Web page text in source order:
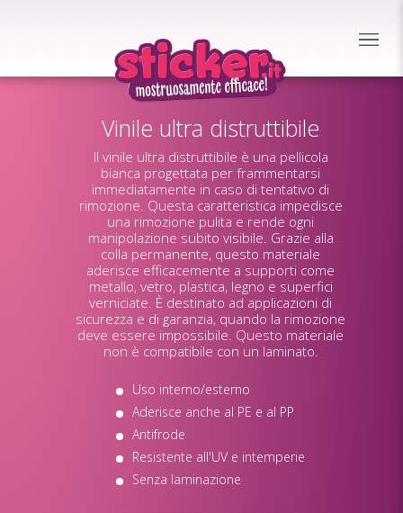
Vinile ultra distruttibile
Il vinile ultra distruttibile è una pellicola
bianca progettata per frammentarsi
immediatamente in caso di tentativo di
rimozione. Questa caratteristica impedisce
una rimozione pulita e rende ogni
manipolazione subito visibile. Grazie alla
colla permanente, questo materiale
aderisce efficacemente a supporti come
metallo, vetro, plastica, legno e superfici
verniciate. È destinato ad applicazioni di
sicurezza e di garanzia, quando la rimozione
deve essere impossibile. Questo materiale
non è compatibile con un laminato.
Uso interno/esterno
Aderisce anche al PE e al PP
Antifrode
Resistente all'UV e intemperie
Senza laminazione